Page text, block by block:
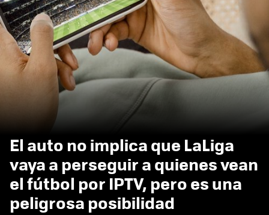
El auto no implica que LaLiga
vaya a perseguir a quienes vean
el fútbol por IPTV, pero es una
peligrosa posibilidad